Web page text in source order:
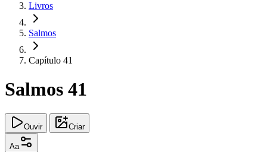
Livros
Salmos
Capítulo 41
Salmos 41
Ouvir Criar
Aa